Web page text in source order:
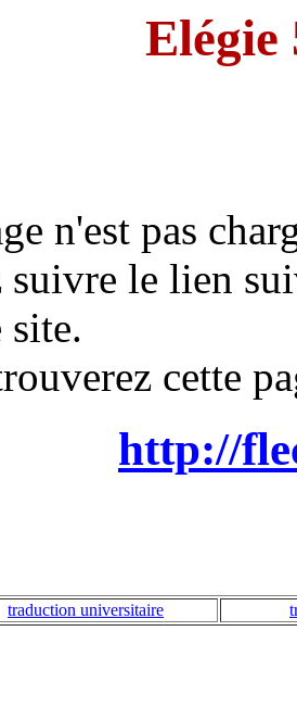
Elégie
n'est pas
le lien
site.
cette
http://
traduction universitaire